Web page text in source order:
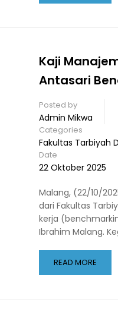
Kaji
Antasari
Posted by
Admin Mikwa
Categories
Fakultas Tarbiyah
Date
22 Oktober 2025
Malang, (22/10/
dari Fakultas
kerja
Ibrahim Malang.
READ MORE